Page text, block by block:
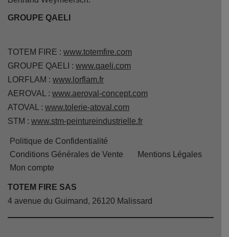
GROUPE QAELI
TOTEM FIRE : www.totemfire.com
GROUPE QAELI : www.qaeli.com
LORFLAM : www.lorflam.fr
AEROVAL : www.aeroval-concept.com
ATOVAL : www.tolerie-atoval.com
STM : www.stm-peintureindustrielle.fr
Politique de Confidentialité
Conditions Générales de Vente
Mentions Légales
Mon compte
TOTEM FIRE SAS
4 avenue du Guimand, 26120 Malissard